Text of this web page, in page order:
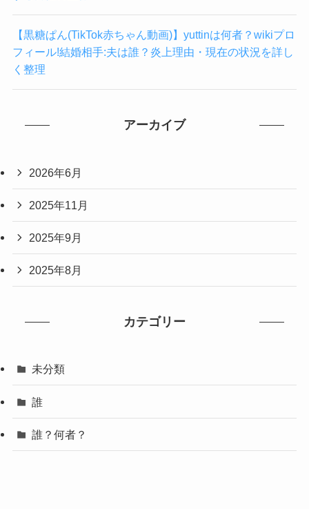
【黒糖ぱん(TikTok赤ちゃん動画)】yuttinは何者？wikiプロ
フィール!結婚相手:夫は誰？炎上理由・現在の状況を詳し
く整理
アーカイブ
2026年6月
2025年11月
2025年9月
2025年8月
カテゴリー
未分類
誰
誰？何者？